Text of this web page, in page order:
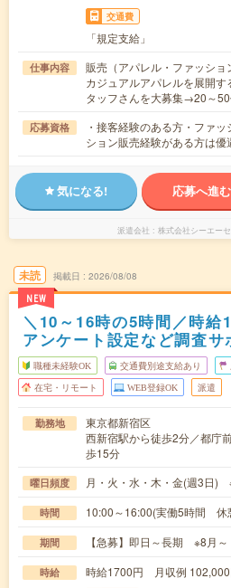
交通費
「規定支給」
仕事内容
販売（アパレル・ファッショ
カジュアルアパレルを展開
タッフさんを大募集→20～
応募資格
・接客経験のある方・ファ
ション販売経験がある方は
気になる! 応募へ進む
派遣会社 株式会社シーエー
未読
NEW
掲載日 2026/08/08
＼10～16時の5時間／時給
アンケート設定など調査サ
職種未経験OK 交通費別途支給あり
在宅・リモート WEB登録OK 派遣
勤務地
東京都新宿区
西新宿駅から徒歩2分／都庁
歩15分
曜日頻度 月・火・水・木・金(週3日
時間 10:00～16:00(実働5時間 休
期間 【急募】即日～長期 ※8月～
時給 時給1700円 月収例 102,000